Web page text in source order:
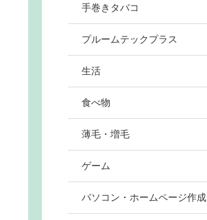
手巻きタバコ
プルームテックプラス
生活
食べ物
薄毛・増毛
ゲーム
パソコン・ホームページ作成